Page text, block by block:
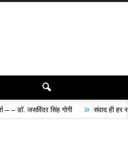
सिंह गोगी » संवाद ही हर समस्या के